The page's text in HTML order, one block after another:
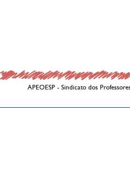
APEOESP - Sindicato dos